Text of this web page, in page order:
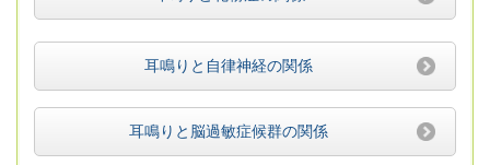
耳鳴りと自律神経の関係
耳鳴りと脳過敏症候群の関係